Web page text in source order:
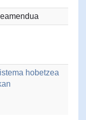
hobetzea